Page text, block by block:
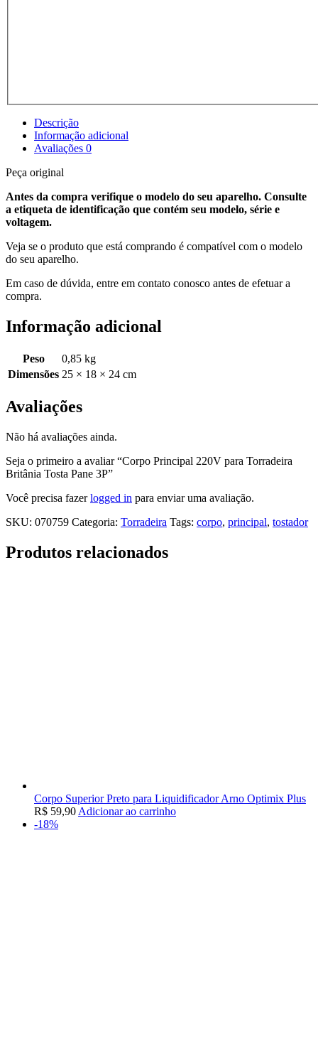
Descrição
Informação adicional
Avaliações 0
Peça original
Antes da compra verifique o modelo do seu aparelho. Consulte
a etiqueta de identificação que contém seu modelo, série e
voltagem.
Veja se o produto que está comprando é compatível com o modelo
do seu aparelho.
Em caso de dúvida, entre em contato conosco antes de efetuar a
compra.
Informação adicional
Peso
0,85 kg
Dimensões 25 × 18 × 24 cm
Avaliações
Não há avaliações ainda.
Seja o primeiro a avaliar “Corpo Principal 220V para Torradeira
Britânia Tosta Pane 3P”
Você precisa fazerlogged in para enviar uma avaliação.
SKU: 070759 Categoria: Torradeira Tags: corpo, principal, tostador
Produtos relacionados
Corpo Superior Preto para Liquidificador Arno Optimix Plus
R$ 59,90 Adicionar ao carrinho
-18%